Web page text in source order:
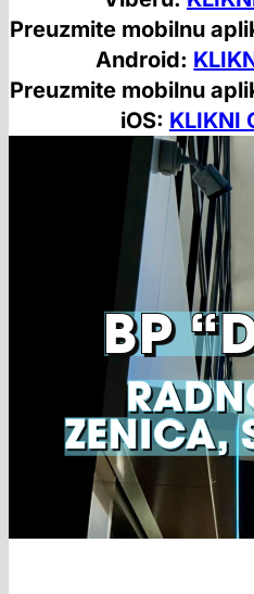
Preuzmite mobilnu
Android:
Preuzmite mobilnu
iOS: KLIKNI